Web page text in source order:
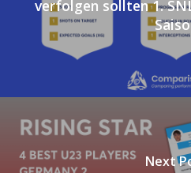
verfolgen sollten 1.
Next